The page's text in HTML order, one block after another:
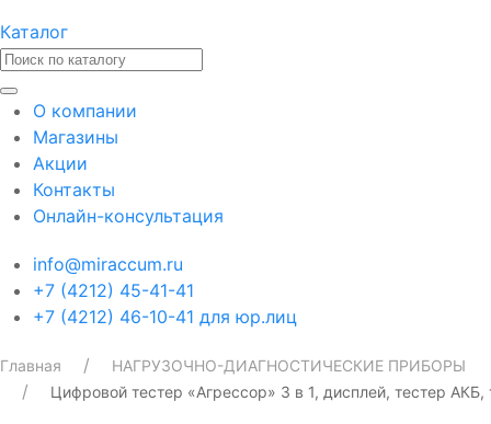
Каталог
О компании
Магазины
Акции
Контакты
Онлайн-консультация
info@miraccum.ru
+7 (4212) 45-41-41
+7 (4212) 46-10-41 для юр.лиц
Главная
НАГРУЗОЧНО-ДИАГНОСТИЧЕСКИЕ ПРИБОРЫ
Цифровой тестер «Агрессор» 3 в 1, дисплей, тестер АКБ,